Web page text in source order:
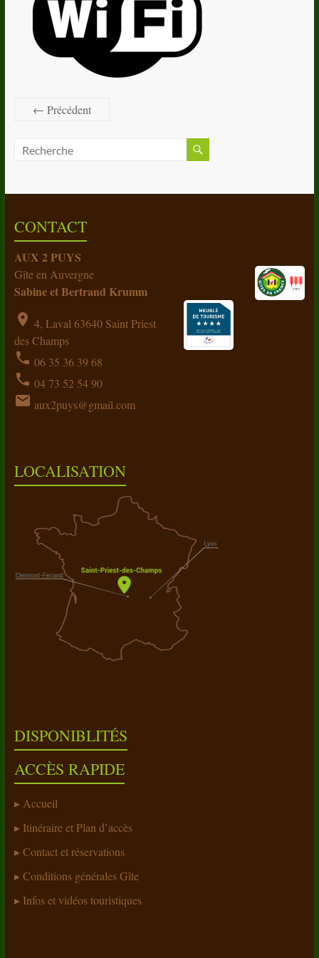
← Précédent
CONTACT
AUX 2 PUYS
Gîte en Auvergne
Sabine et Bertrand Krumm
location_on 4, Laval 63640 Saint Priest
des Champs
phone 06 35 36 39 68
phone 04 73 52 54 90
email aux2puys@gmail.com
LOCALISATION
DISPONIBLITÉS
ACCÈS RAPIDE
Accueil
Itinéraire et Plan d’accès
Contact et réservations
Conditions générales Gîte
Infos et vidéos touristiques